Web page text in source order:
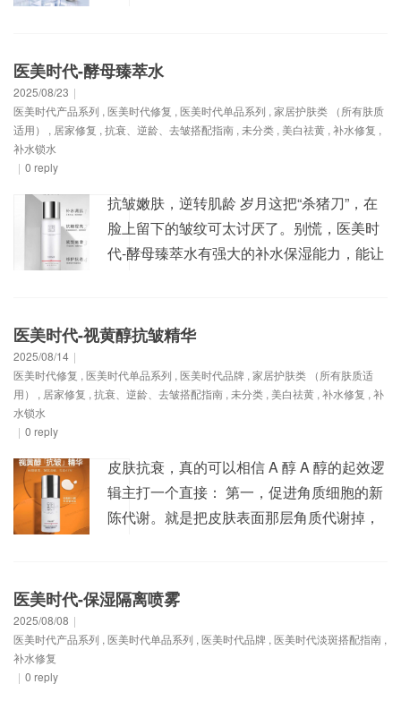
代果酸的强刺激性，和第二代果酸相比，对
毛孔功效，还是温和度上，乳糖酸在历代果
酸中的表现...
医美时代-酵母臻萃水
2025/08/23 |
医美时代产品系列 , 医美时代修复 , 医美时代单品系列 , 家居护肤类 （所有肤质
适用）
, 居家修复 , 抗衰、逆龄、去皱搭配指南 , 未分类 , 美白祛黄 , 补水修复 ,
补水锁水
| 0 reply
抗皱嫩肤，逆转肌龄 岁月这把“杀猪刀”，在
脸上留下的皱纹可太讨厌了。别慌，医美时
代-酵母臻萃水有强大的补水保湿能力，能让
斗”，能慢慢抚平那些恼人的小细纹，让肌肤
上，轻松跑赢同龄人！ 【产品功效】：补水
提亮、均...
医美时代-视黄醇抗皱精华
2025/08/14 |
医美时代修复 , 医美时代单品系列 , 医美时代品牌 , 家居护肤类 （所有肤质适
用）
, 居家修复 , 抗衰、逆龄、去皱搭配指南 , 未分类 , 美白祛黄 , 补水修复 , 补
水锁水
| 0 reply
皮肤抗衰，真的可以相信 A 醇 A 醇的起效逻
辑主打一个直接： 第一，促进角质细胞的新
陈代谢。就是把皮肤表面那层角质代谢掉，
生成，把皮肤上的坑坑洼洼、沟沟壑壑内部
是抗衰老届的不败神话，促进表皮细胞的新
医美时代-保湿隔离喷雾
2025/08/08 |
医美时代产品系列 , 医美时代单品系列 , 医美时代品牌 , 医美时代淡斑搭配指南 ,
补水修复
| 0 reply